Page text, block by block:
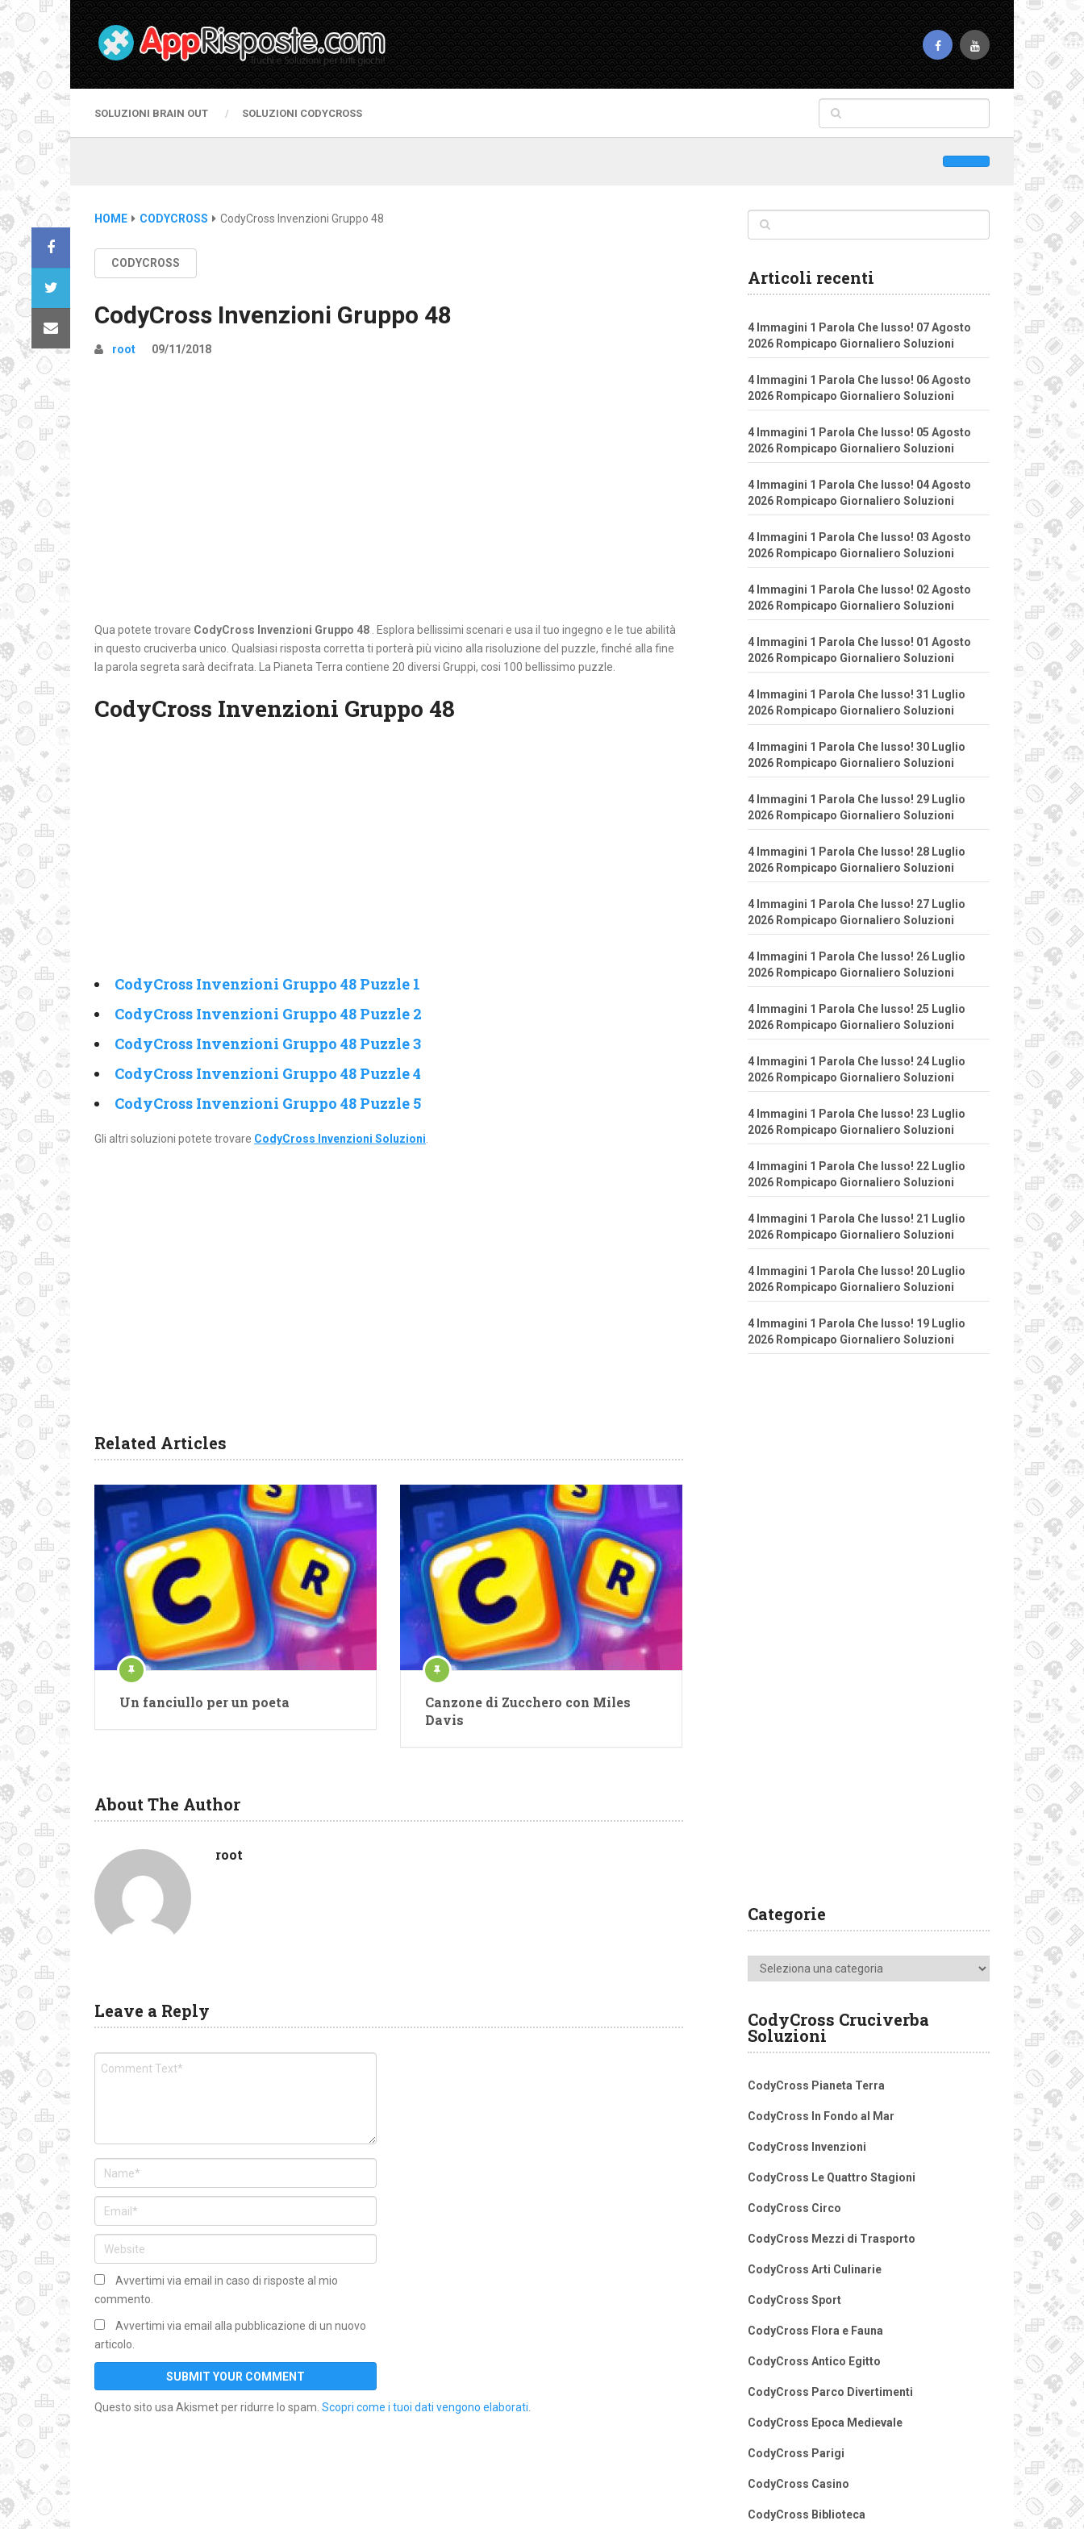
SOLUZIONI BRAIN OUT SOLUZIONI CODYCROSS
HOME CODYCROSS CodyCross Invenzioni Gruppo 48
CODYCROSS
CodyCross Invenzioni Gruppo 48
root 09/11/2018
Qua potete trovare CodyCross Invenzioni Gruppo 48
. Esplora bellissimi scenari e usa il tuo ingegno e le tue abilità
in questo cruciverba unico. Qualsiasi risposta corretta ti porterà più vicino alla risoluzione del puzzle, finché alla fine
la parola segreta sarà decifrata. La Pianeta Terra contiene 20 diversi Gruppi, cosi 100 bellissimo puzzle.
CodyCross Invenzioni Gruppo 48
CodyCross Invenzioni Gruppo 48 Puzzle 1
CodyCross Invenzioni Gruppo 48 Puzzle 2
CodyCross Invenzioni Gruppo 48 Puzzle 3
CodyCross Invenzioni Gruppo 48 Puzzle 4
CodyCross Invenzioni Gruppo 48 Puzzle 5
Gli altri soluzioni potete trovare CodyCross Invenzioni Soluzioni
Related Articles
Un fanciullo per un poeta
Canzone di Zucchero con Miles
Davis
About The Author
root
Leave a Reply
Avvertimi via email in caso di risposte al mio
commento.
Avvertimi via email alla pubblicazione di un nuovo
articolo.
Questo sito usa Akismet per ridurre lo spam. Scopri come i tuoi dati vengono elaborati
Articoli recenti
4 Immagini 1 Parola Che lusso! 07 Agosto
2026 Rompicapo Giornaliero Soluzioni
4 Immagini 1 Parola Che lusso! 06 Agosto
2026 Rompicapo Giornaliero Soluzioni
4 Immagini 1 Parola Che lusso! 05 Agosto
2026 Rompicapo Giornaliero Soluzioni
4 Immagini 1 Parola Che lusso! 04 Agosto
2026 Rompicapo Giornaliero Soluzioni
4 Immagini 1 Parola Che lusso! 03 Agosto
2026 Rompicapo Giornaliero Soluzioni
4 Immagini 1 Parola Che lusso! 02 Agosto
2026 Rompicapo Giornaliero Soluzioni
4 Immagini 1 Parola Che lusso! 01 Agosto
2026 Rompicapo Giornaliero Soluzioni
4 Immagini 1 Parola Che lusso! 31 Luglio
2026 Rompicapo Giornaliero Soluzioni
4 Immagini 1 Parola Che lusso! 30 Luglio
2026 Rompicapo Giornaliero Soluzioni
4 Immagini 1 Parola Che lusso! 29 Luglio
2026 Rompicapo Giornaliero Soluzioni
4 Immagini 1 Parola Che lusso! 28 Luglio
2026 Rompicapo Giornaliero Soluzioni
4 Immagini 1 Parola Che lusso! 27 Luglio
2026 Rompicapo Giornaliero Soluzioni
4 Immagini 1 Parola Che lusso! 26 Luglio
2026 Rompicapo Giornaliero Soluzioni
4 Immagini 1 Parola Che lusso! 25 Luglio
2026 Rompicapo Giornaliero Soluzioni
4 Immagini 1 Parola Che lusso! 24 Luglio
2026 Rompicapo Giornaliero Soluzioni
4 Immagini 1 Parola Che lusso! 23 Luglio
2026 Rompicapo Giornaliero Soluzioni
4 Immagini 1 Parola Che lusso! 22 Luglio
2026 Rompicapo Giornaliero Soluzioni
4 Immagini 1 Parola Che lusso! 21 Luglio
2026 Rompicapo Giornaliero Soluzioni
4 Immagini 1 Parola Che lusso! 20 Luglio
2026 Rompicapo Giornaliero Soluzioni
4 Immagini 1 Parola Che lusso! 19 Luglio
2026 Rompicapo Giornaliero Soluzioni
Categorie
Categorie
CodyCross Cruciverba
Soluzioni
CodyCross Pianeta Terra
CodyCross In Fondo al Mar
CodyCross Invenzioni
CodyCross Le Quattro Stagioni
CodyCross Circo
CodyCross Mezzi di Trasporto
CodyCross Arti Culinarie
CodyCross Sport
CodyCross Flora e Fauna
CodyCross Antico Egitto
CodyCross Parco Divertimenti
CodyCross Epoca Medievale
CodyCross Parigi
CodyCross Casino
CodyCross Biblioteca